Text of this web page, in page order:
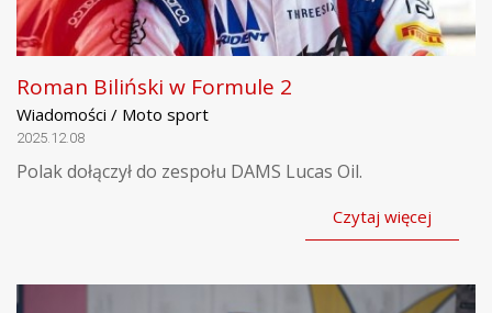
Roman Biliński w Formule 2
Wiadomości / Moto sport
2025.12.08
Polak dołączył do zespołu DAMS Lucas Oil.
Czytaj więcej